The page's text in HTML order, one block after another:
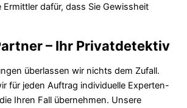
dafür, dass Sie Gewissheit
– Ihr Privatdetektiv
überlassen wir nichts dem Zufall.
für jeden Auftrag individuelle Experten-
Ihren Fall übernehmen. Unsere